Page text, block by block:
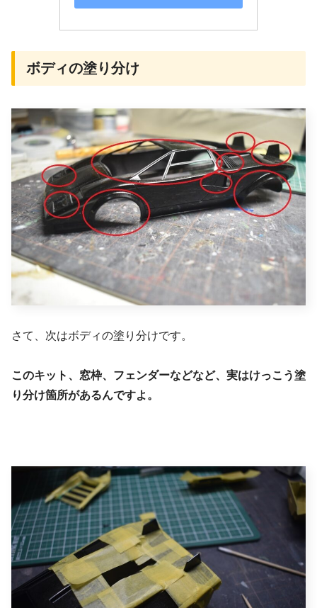
ボディの塗り分け
さて、次はボディの塗り分けです。
このキット、窓枠、フェンダーなどなど、実はけっこう塗
り分け箇所があるんですよ。